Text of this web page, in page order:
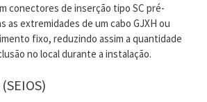
conectores de inserção tipo SC pré-
as extremidades de um cabo GJXH ou
fixo, reduzindo assim a quantidade
no local durante a instalação.